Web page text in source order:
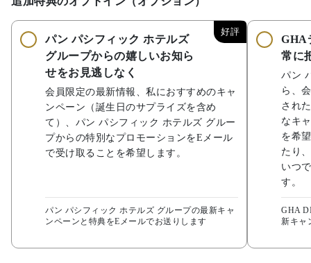
好評
パン パシフィック ホテルズ
グループからの嬉しいお知ら
せをお見逃しなく
会員限定の最新情報、私におすすめのキャ
ンペーン（誕生日のサプライズを含め
て）、パン パシフィック ホテルズ グルー
プからの特別なプロモーションをEメール
で受け取ることを希望します。
パン パシフィック ホテルズ グループの最新キャ
ンペーンと特典をEメールでお送りします
GHA
常に
パン
ら、
され
なキ
を希
たり
いつ
す。
GHA
新キャ